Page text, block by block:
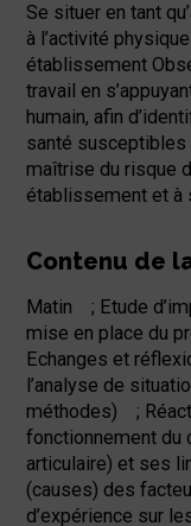
Se situer en tant
à l’activité
établissement
travail en
humain, afin
santé susceptibles
maîtrise du risque
établissement et à
Contenu de
Matin ; Etude
mise en place du
Echanges et
l’analyse de
méthodes) ;
fonctionnement du
articulaire) et ses
(causes) des
d’expérience sur